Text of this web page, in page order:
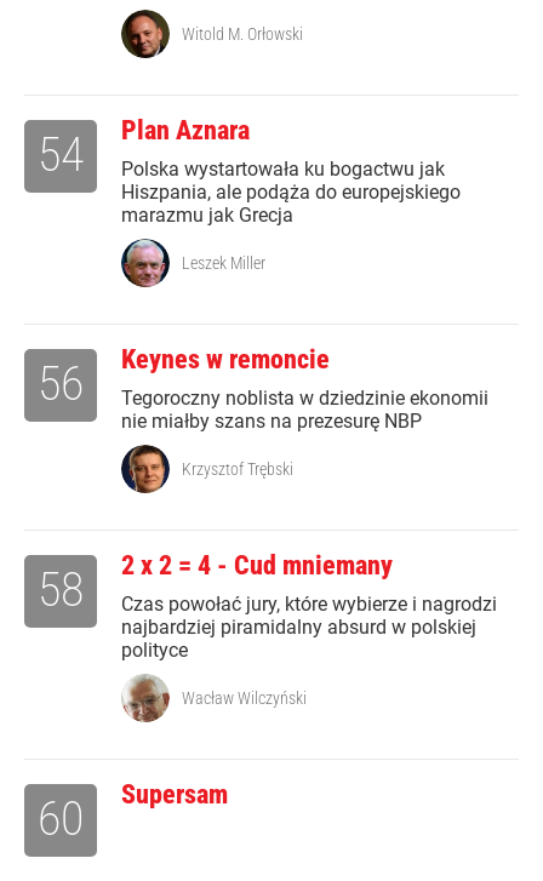
Witold M. Orłowski
Plan Aznara
Polska wystartowała ku bogactwu jak
Hiszpania, ale podąża do europejskiego
marazmu jak Grecja
54
Leszek Miller
Keynes w remoncie
Tegoroczny noblista w dziedzinie ekonomii
nie miałby szans na prezesurę NBP
56
Krzysztof Trębski
2 x 2 = 4 - Cud mniemany
Czas powołać jury, które wybierze i nagrodzi
najbardziej piramidalny absurd w polskiej
polityce
58
Wacław Wilczyński
Supersam
60